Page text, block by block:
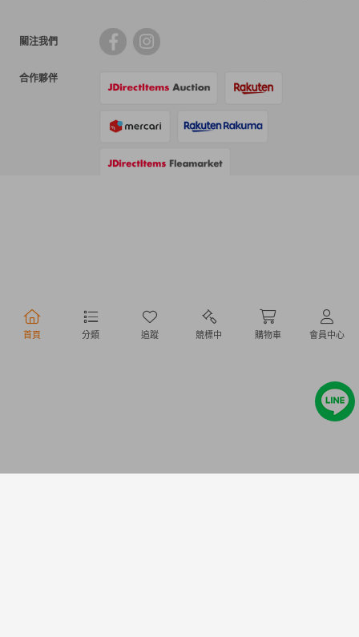
首頁 分類 追蹤 競標中 購物車 會員中心
關注我們
合作夥伴
行動購物